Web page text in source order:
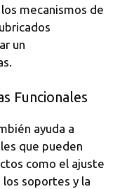
mecanismos de
un
Funcionales
ayuda a
que pueden
como el ajuste
los soportes y la